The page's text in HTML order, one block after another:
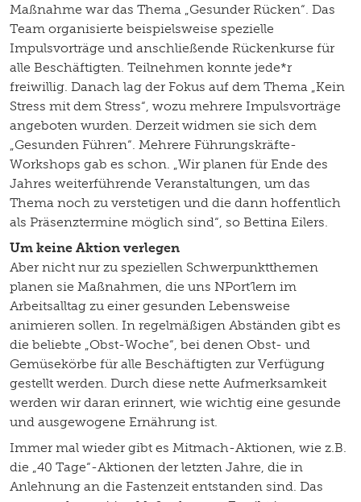
Maßnahme war das Thema „Gesunder Rücken“. Das
Team organisierte beispielsweise spezielle
Impulsvorträge und anschließende Rückenkurse für
alle Beschäftigten. Teilnehmen konnte jede*r
freiwillig. Danach lag der Fokus auf dem Thema „Kein
Stress mit dem Stress“, wozu mehrere Impulsvorträge
angeboten wurden. Derzeit widmen sie sich dem
„Gesunden Führen“. Mehrere Führungskräfte-
Workshops gab es schon. „Wir planen für Ende des
Jahres weiterführende Veranstaltungen, um das
Thema noch zu verstetigen und die dann hoffentlich
als Präsenztermine möglich sind“, so Bettina Eilers.
Um keine Aktion verlegen
Aber nicht nur zu speziellen Schwerpunktthemen
planen sie Maßnahmen, die uns NPort’lern im
Arbeitsalltag zu einer gesunden Lebensweise
animieren sollen. In regelmäßigen Abständen gibt es
die beliebte „Obst-Woche“, bei denen Obst- und
Gemüsekörbe für alle Beschäftigten zur Verfügung
gestellt werden. Durch diese nette Aufmerksamkeit
werden wir daran erinnert, wie wichtig eine gesunde
und ausgewogene Ernährung ist.
Immer mal wieder gibt es Mitmach-Aktionen, wie z.B.
die „40 Tage“-Aktionen der letzten Jahre, die in
Anlehnung an die Fastenzeit entstanden sind. Das